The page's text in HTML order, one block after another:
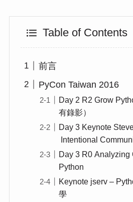
Table of Contents
前言
PyCon Taiwan 2016
Day 2 R2 Grow
有錄影）
Day 3 Keynote
Intentional
Day 3 R0 Analyzing
Python
Keynote jserv –
學